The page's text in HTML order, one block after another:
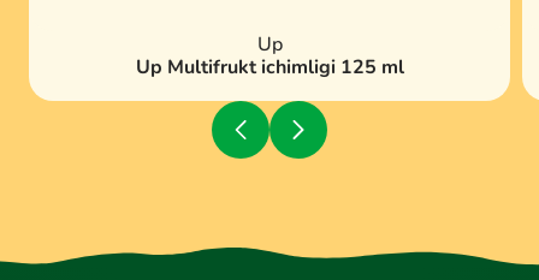
Up
Up Multifrukt ichimligi 125 ml